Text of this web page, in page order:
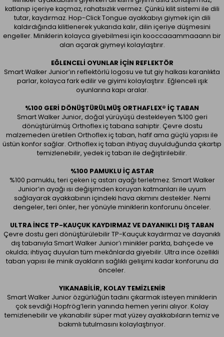
katlanıp içeriye kaçmaz, rahatsızlık vermez. Çünkü kilit sistemi ile dili
tutar, kaydırmaz. Hop-Click Tongue ayakkabıyı giymek için dili
kaldırdığında kilitlenerek yukarıda kalır, dilin içeriye düşmesini
engeller. Miniklerin kolayca giyebilmesi için kooccaaammaaann bir
alan açarak giymeyi kolaylaştırır.
EĞLENCELI OYUNLAR IÇIN REFLEKTÖR
Smart Walker Junior’ın reflektörlü logosu ve tut giy halkası karanlıkta
parlar, kolayca fark edilir ve giyimi kolaylaştırır. Eğlenceli ışık
oyunlarına kapı aralar.
%100 GERI DÖNÜŞTÜRÜLMÜŞ ORTHAFLEX® İÇ TABAN
Smart Walker Junior, doğal yürüyüşü destekleyen %100 geri
dönüştürülmüş Orthoflex iç tabana sahiptir. Çevre dostu
malzemeden üretilen Orthoflex iç taban, hafif ama güçlü yapısı ile
üstün konfor sağlar. Orthoflex iç taban ihtiyaç duyulduğunda çıkartıp
temizlenebilir, yedek iç taban ile değiştirilebilir.
%100 PAMUKLU İÇ ASTAR
%100 pamuklu, teri çeken iç astarı ayağı terletmez. Smart Walker
Junior’ın ayağı ısı değişimden koruyan katmanları ile uyum
sağlayarak ayakkabının içindeki hava akımını destekler. Nemi
dengeler, teri önler, her yönüyle miniklerin konforunu önceler.
ULTRA İNCE TP-KAUÇUK KAYDIRMAZ VE DAYANIKLI DIŞ TABAN
Çevre dostu geri dönüştürülebilir TP-Kauçuk kaydırmaz ve dayanıklı
dış tabanıyla Smart Walker Junior’ı minikler parkta, bahçede ve
okulda; ihtiyaç duyulan tüm mekânlarda giyebilir. Ultra ince özellikli
taban yapısı ile minik ayakların sağlıklı gelişimi kadar konforunu da
önceler.
YIKANABILIR, KOLAY TEMIZLENIR
Smart Walker Junior özgürlüğün tadını çıkarmak isteyen miniklerin
çok sevdiği Hopfrög’lerin yanında hemen yerini alıyor. Kolay
temizlenebilir ve yıkanabilir süper mat yüzey ayakkabıların temiz ve
bakımlı tutulmasını kolaylaştırıyor.